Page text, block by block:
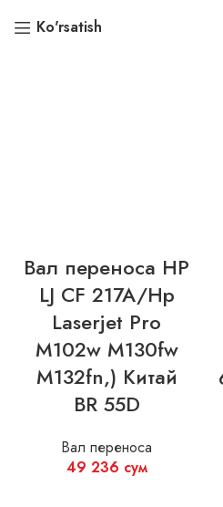
Ko'rsatish
Вал переноса HP
LJ CF 217A/Hp
Laserjet Pro
M102w M130fw
M132fn,) Китай
BR 55D
Вал переноса
49 236 сум